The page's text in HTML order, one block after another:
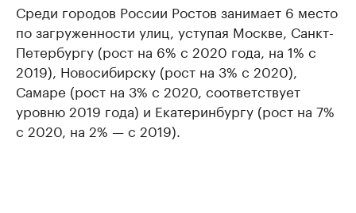
Среди городов России Ростов занимает 6 место
по загруженности улиц, уступая Москве, Санкт-
Петербургу (рост на 6% с 2020 года, на 1% с
2019), Новосибирску (рост на 3% с 2020),
Самаре (рост на 3% с 2020, соответствует
уровню 2019 года) и Екатеринбургу (рост на 7%
с 2020, на 2% — с 2019).